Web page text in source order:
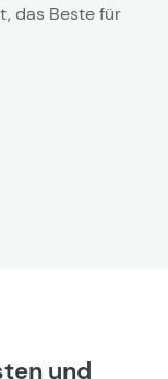
das Beste für
und